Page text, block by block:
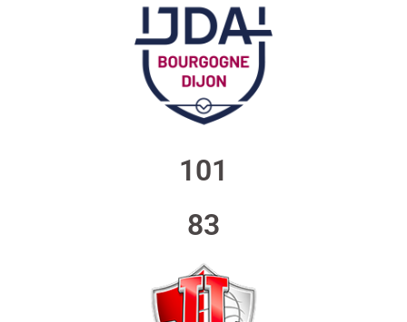
101
83